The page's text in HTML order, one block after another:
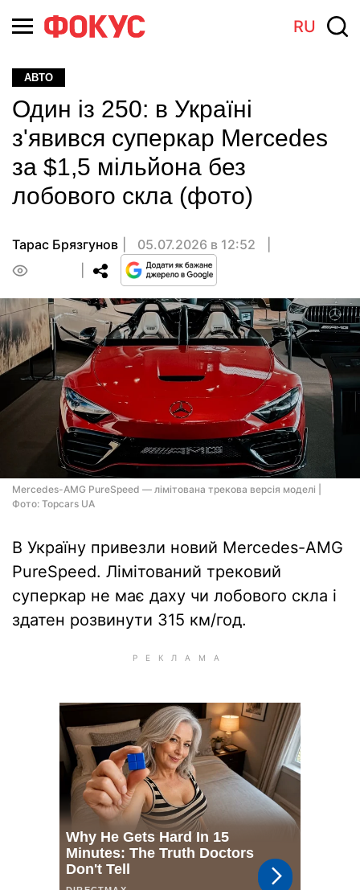
RU
АВТО
Один із 250: в Україні
з'явився суперкар Mercedes
за $1,5 мільйона без
лобового скла (фото)
Тарас Брязгунов
05.07.2026 в 12:52
Mercedes-AMG PureSpeed — лімітована трекова версія моделі |
Фото: Topcars UA
В Україну привезли новий Mercedes-AMG
PureSpeed. Лімітований трековий
суперкар не має даху чи лобового скла і
здатен розвинути 315 км/год.